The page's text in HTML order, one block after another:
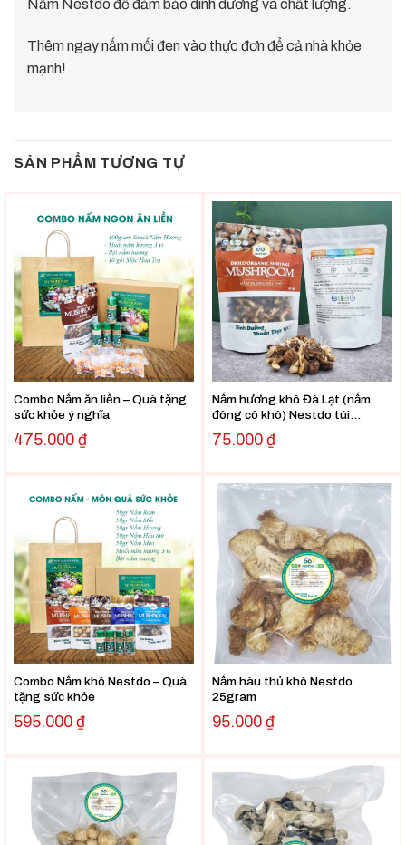
Nấm Nestdo để đảm bảo dinh dưỡng và chất lượng.
Thêm ngay nấm mối đen vào thực đơn để cả nhà khỏe
mạnh!
SẢN PHẨM TƯƠNG TỰ
Combo Nấm ăn liền – Quà tặng
sức khỏe ý nghĩa
475.000 ₫
Nấm hương khô Đà Lạt (nấm
đông cô khô) Nestdo túi
75.000 ₫
Combo Nấm khô Nestdo – Quà
tặng sức khỏe
595.000 ₫
Nấm hàu thủ khô Nestdo
25gram
95.000 ₫